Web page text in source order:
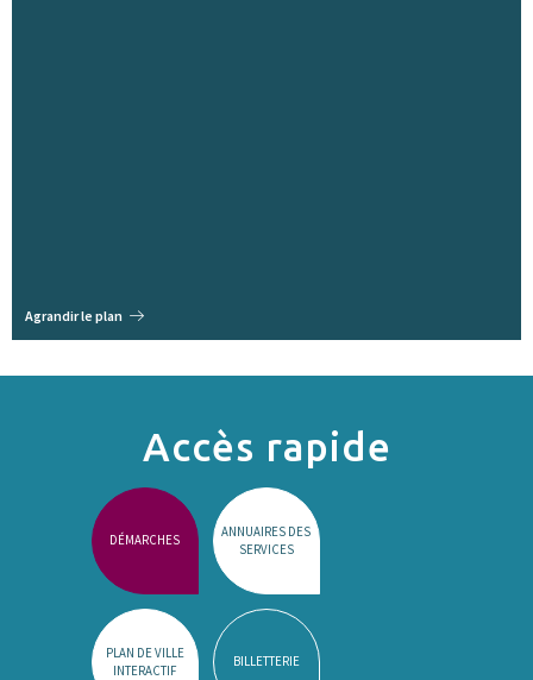
Agrandir le plan
Accès rapide
DÉMARCHES
ANNUAIRES DES
SERVICES
PLAN DE VILLE
INTERACTIF
BILLETTERIE